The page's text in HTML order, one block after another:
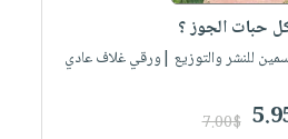
حبات الجوز ؟
للنشر والتوزيع |ورقي غلاف عادي
7.00$